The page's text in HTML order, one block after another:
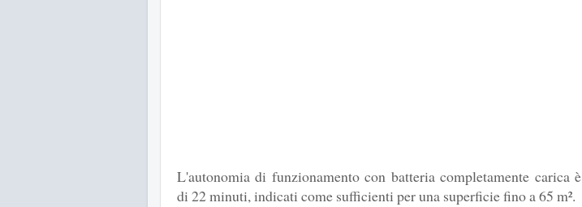
L'autonomia di funzionamento con batteria completamente carica è
di 22 minuti, indicati come sufficienti per una superficie fino a 65 m².